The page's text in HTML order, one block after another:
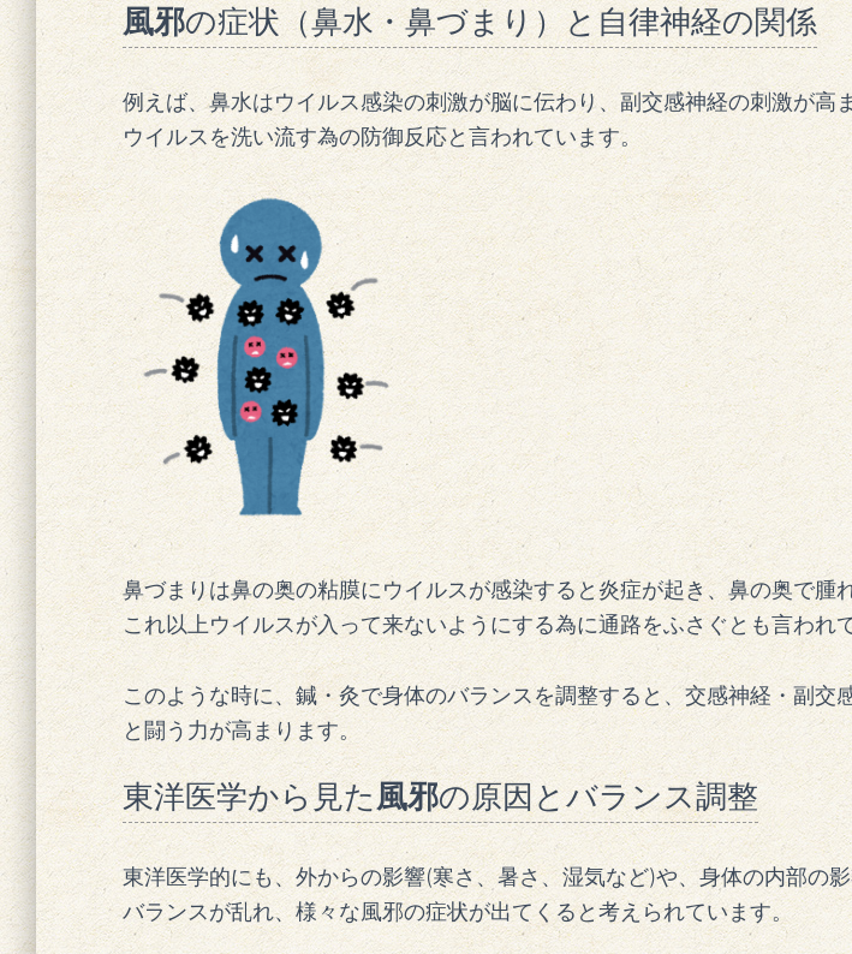
風邪の症状（鼻水・鼻づまり）と自律神経の関係
例えば、鼻水はウイルス感染の刺激が脳に伝わり、副交感神経の刺激が高
ウイルスを洗い流す為の防御反応と言われています。
鼻づまりは鼻の奥の粘膜にウイルスが感染すると炎症が起き、鼻の奥で腫
これ以上ウイルスが入って来ないようにする為に通路をふさぐとも言われ
このような時に、鍼・灸で身体のバランスを調整すると、交感神経・副
と闘う力が高まります。
東洋医学から見た風邪の原因とバランス調整
東洋医学的にも、外からの影響(寒さ、暑さ、湿気など)や、身体の内部の
バランスが乱れ、様々な風邪の症状が出てくると考えられています。